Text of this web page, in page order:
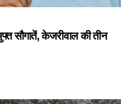
सौगातें, केजरीवाल की तीन